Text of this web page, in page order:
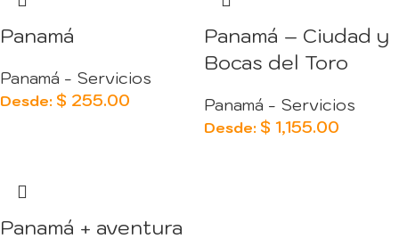
Panamá
Panamá - Servicios
Desde: $ 255.00
Panamá – Ciudad y
Bocas del Toro
Panamá - Servicios
Desde: $ 1,155.00
Panamá + aventura